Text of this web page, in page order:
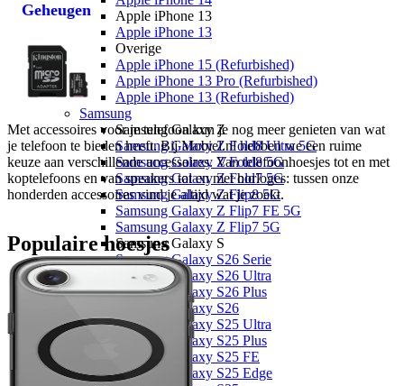
Apple iPhone 13
Apple iPhone 13
Overige
Apple iPhone 15 (Refurbished)
Apple iPhone 13 Pro (Refurbished)
Apple iPhone 13 (Refurbished)
Samsung
Samsung Galaxy Z
Samsung Galaxy Z Fold8 Ultra 5G
Samsung Galaxy Z Fold8 5G
Samsung Galaxy Z Fold7 5G
Samsung Galaxy Z Flip8 5G
Samsung Galaxy Z Flip7 FE 5G
Samsung Galaxy Z Flip7 5G
Samsung Galaxy S
Samsung Galaxy S26 Serie
Samsung Galaxy S26 Ultra
Samsung Galaxy S26 Plus
Samsung Galaxy S26
Samsung Galaxy S25 Ultra
Samsung Galaxy S25 Plus
Samsung Galaxy S25 FE
Samsung Galaxy S25 Edge
Geheugen
Met accessoires voor je telefoon kun je nog meer genieten van wat
je telefoon te bieden heeft. Bij Mobiel.nl hebben we een ruime
keuze aan verschillende accessoires. Van telefoonhoesjes tot en met
koptelefoons en van speakers tot en met horloges: tussen onze
honderden accessoires vind je altijd wat je zoekt.
Populaire hoesjes